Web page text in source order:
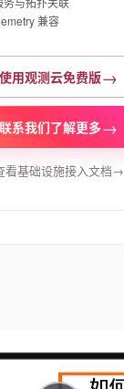
兼容
使用观测云免费版→
联系我们了解更多→
看基础设施接入文档→